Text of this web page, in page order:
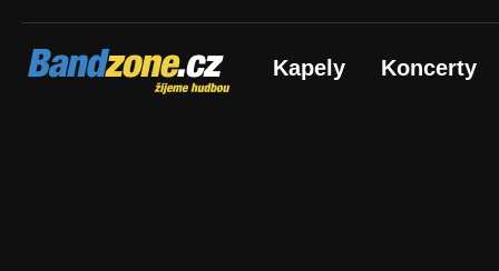
Bandzone.cz
žijeme hudbou Kapely Koncerty